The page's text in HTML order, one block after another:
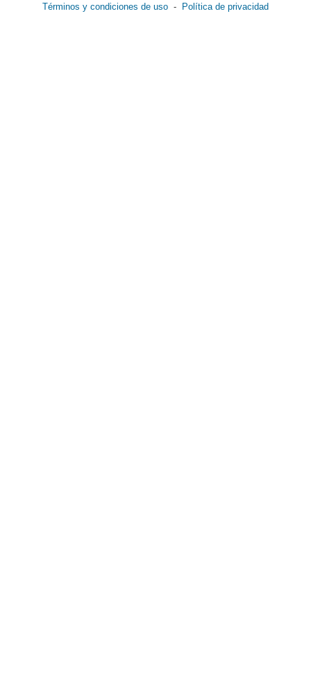
Términos y condiciones de uso - Política de privacidad